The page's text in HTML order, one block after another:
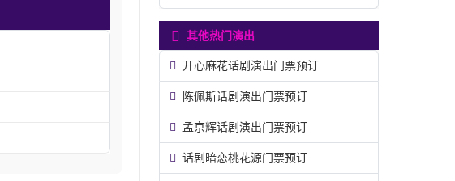
其他热门演出
开心麻花话剧演出门票预订
陈佩斯话剧演出门票预订
孟京辉话剧演出门票预订
话剧暗恋桃花源门票预订